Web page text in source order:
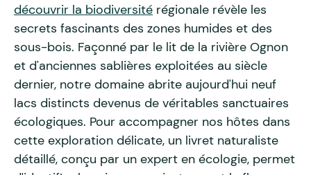
découvrir la biodiversité régionale révèle les
secrets fascinants des zones humides et des
sous-bois. Façonné par le lit de la rivière Ognon
et d'anciennes sablières exploitées au siècle
dernier, notre domaine abrite aujourd'hui neuf
lacs distincts devenus de véritables sanctuaires
écologiques. Pour accompagner nos hôtes dans
cette exploration délicate, un livret naturaliste
détaillé, conçu par un expert en écologie, permet